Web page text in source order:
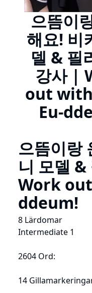
으뜸이
해요! 비
델 & 필
강사 |
out
Eu-
으뜸이랑
니 모델
Work
ddeum!
8 Lärdomar
Intermediate 1
2604 Ord:
14